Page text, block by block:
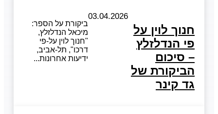
חנוך לוין על
פי הנדלזלץ
– סיכום
הביקורת של
גד קינר
03.04.2026
ביקורת על הספר:
מיכאל הנדלזלץ,
"חנוך לוין על-פי
דרכו", תל-אביב,
ידיעות אחרונות